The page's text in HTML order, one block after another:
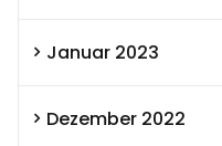
Januar 2023
Dezember 2022